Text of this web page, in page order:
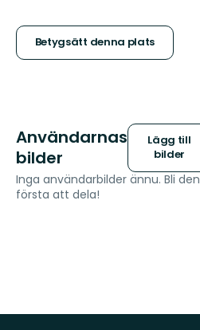
stjärnor
Betygsätt denna plats
Användarnas
bilder
Lägg till
bilder
Inga användarbilder ännu. Bli den
första att dela!